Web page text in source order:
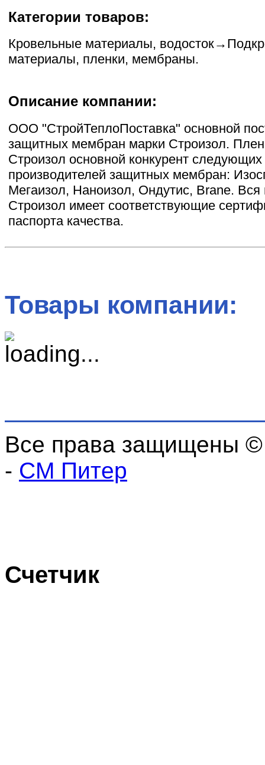
Категории товаров:
Кровельные материалы, водосток→
материалы, пленки, мембраны.
Описание компании:
ООО "СтройТеплоПоставка" основной
защитных мембран марки Строизол.
Строизол основной конкурент следующих
производителей защитных мембран:
Мегаизол, Наноизол, Ондутис, Brane. Вся
Строизол имеет соответствующие
паспорта качества.
Товары компании:
Все права защищены
- СМ Питер
Счетчик